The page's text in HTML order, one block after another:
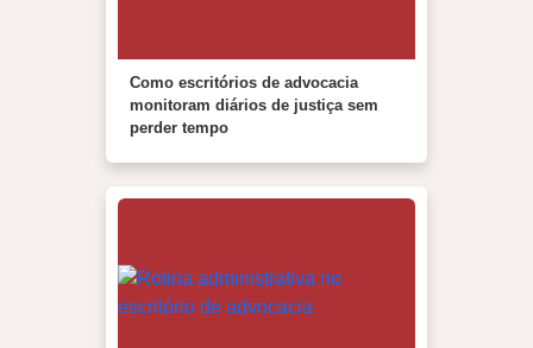
Como escritórios de advocacia
monitoram diários de justiça sem
perder tempo